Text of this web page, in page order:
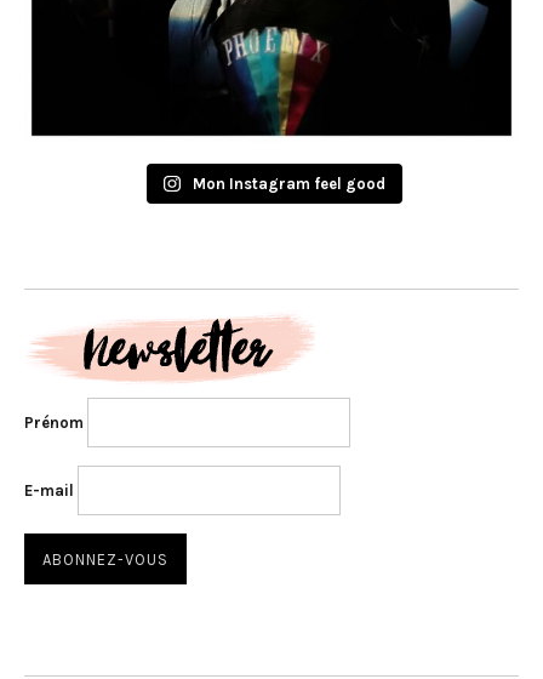
Mon Instagram feel good
Prénom
E-mail